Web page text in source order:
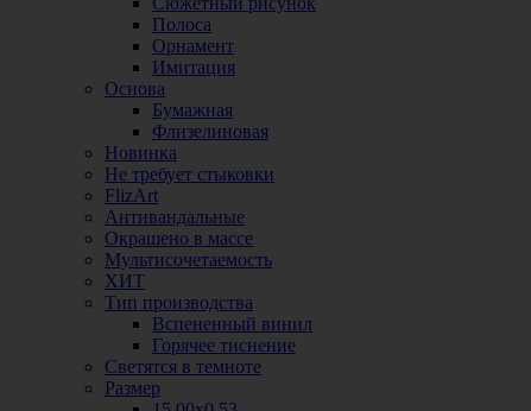
Полоса
Орнамент
Имитация
Основа
Бумажная
Флизелиновая
Новинка
Не требует стыковки
FlizArt
Антивандальные
Окрашено в массе
Мультисочетаемость
ХИТ
Тип производства
Вспененный винил
Горячее тиснение
Светятся в темноте
Размер